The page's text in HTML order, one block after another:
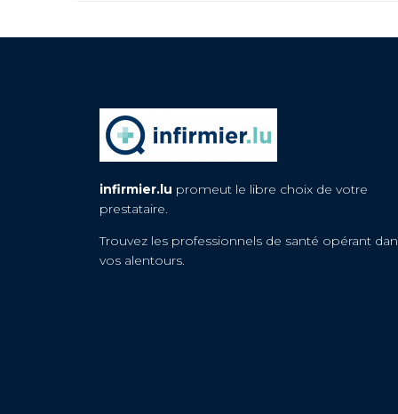
infirmier.lu promeut le libre choix de votre
prestataire.
Trouvez les professionnels de santé opérant
vos alentours.